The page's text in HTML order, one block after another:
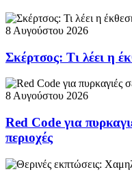
8 Αυγούστου 2026
Σκέρτσος: Τι λέει η
8 Αυγούστου 2026
Red Code για
περιοχές